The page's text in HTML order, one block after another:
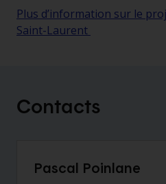
Plus d’information sur le
Saint-Laurent
Contacts
Pascal Poinlane